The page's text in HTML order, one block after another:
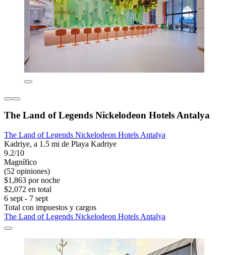
The Land of Legends Nickelodeon Hotels Antalya
The Land of Legends Nickelodeon Hotels Antalya
Kadriye, a 1.5 mi de Playa Kadriye
9.2/10
Magnífico
(52 opiniones)
$1,863 por noche
$2,072 en total
6 sept - 7 sept
Total con impuestos y cargos
The Land of Legends Nickelodeon Hotels Antalya